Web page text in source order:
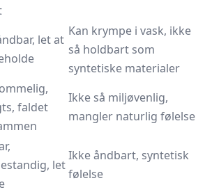
let at
Kan krympe i vask, ikke
så holdbart som
syntetiske materialer
faldet
Ikke så miljøvenlig,
mangler naturlig følelse
let
Ikke åndbart, syntetisk
følelse